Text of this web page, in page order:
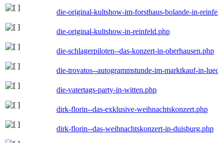
die-original-kultshow-im-forsthaus-bolande-in-
die-original-kultshow-in-reinfeld.php
die-schlagerpiloten--das-konzert-in-oberhausen.php
die-trovatos--autogrammstunde-im-marktkauf-in-
die-vatertags-party-in-witten.php
dirk-florin--das-exklusive-weihnachtskonzert.php
dirk-florin--das-weihnachtskonzert-in-duisburg.php